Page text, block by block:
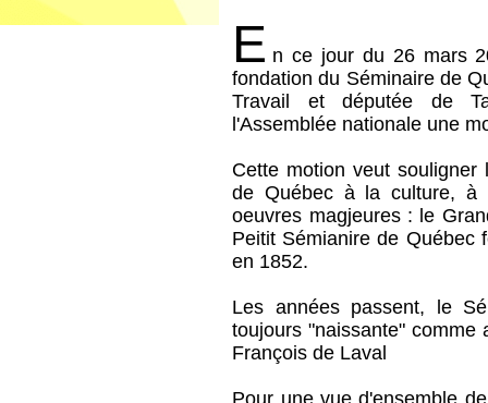
E n ce jour du 26 mars
fondation du Séminaire de
Travail et députée de
l'Assemblée nationale une
Cette motion veut
de Québec à la culture,
oeuvres magjeures : le
Peitit Sémianire de Québec
en 1852.
Les années passent, le
toujours "naissante" comme
François de Laval